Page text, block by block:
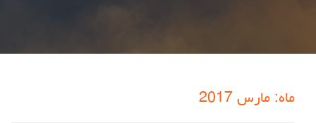
ماه: مارس 2017